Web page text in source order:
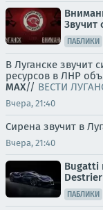
Звучит
ПАБЛИКИ
В Луганске
ресурсов в ЛНР
MAX// ВЕСТИ
Вчера, 21:40
Сирена звучит в
Вчера, 21:40
Bugatti
Destrier
ПАБЛИКИ